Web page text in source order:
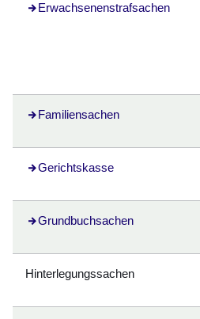
Erwachsenenstrafsachen
Öffnet sich in einem neuen Fenster
Familiensachen
Gerichtskasse
Grundbuchsachen
Hinterlegungssachen